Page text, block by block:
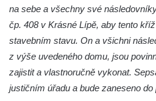
Údajný kříž před kostelem svatých
Pavla v Jeníkově
Kříž na návsi v Jeníkově
Kříž U Pěti lip na pastvině
na sebe a všechny své
čp. 408 v Krásné Lípě, aby tento
stavebním stavu. On a všichni
z výše uvedeného domu, jsou
zajistit a vlastnoručně vykonat.
justičním úřadu a bude zaneseno